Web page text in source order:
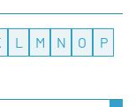
L M N O
P